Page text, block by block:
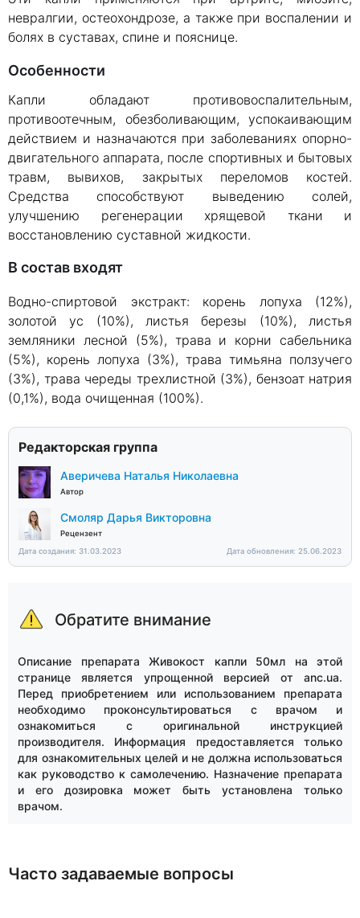
невралгии, остеохондрозе, а также при воспалении и
болях в суставах, спине и пояснице.
Особенности
Капли обладают противовоспалительным,
противоотечным, обезболивающим, успокаивающим
действием и назначаются при заболеваниях опорно-
двигательного аппарата, после спортивных и бытовых
травм, вывихов, закрытых переломов костей.
Средства способствуют выведению солей,
улучшению регенерации хрящевой ткани и
восстановлению суставной жидкости.
В состав входят
Водно-спиртовой экстракт: корень лопуха (12%),
золотой ус (10%), листья березы (10%), листья
земляники лесной (5%), трава и корни сабельника
(5%), корень лопуха (3%), трава тимьяна ползучего
(3%), трава череды трехлистной (3%), бензоат натрия
(0,1%), вода очищенная (100%).
Редакторская группа
Аверичева Наталья Николаевна
Автор
Смоляр Дарья Викторовна
Рецензент
Дата создания: 31.03.2023
Дата обновления: 25.06.2023
Обратите внимание
Описание препарата Живокост капли 50мл на этой
странице является упрощенной версией от anc.ua.
Перед приобретением или использованием препарата
необходимо проконсультироваться с врачом и
ознакомиться с оригинальной инструкцией
производителя. Информация предоставляется только
для ознакомительных целей и не должна использоваться
как руководство к самолечению. Назначение препарата
и его дозировка может быть установлена только
врачом.
Часто задаваемые вопросы